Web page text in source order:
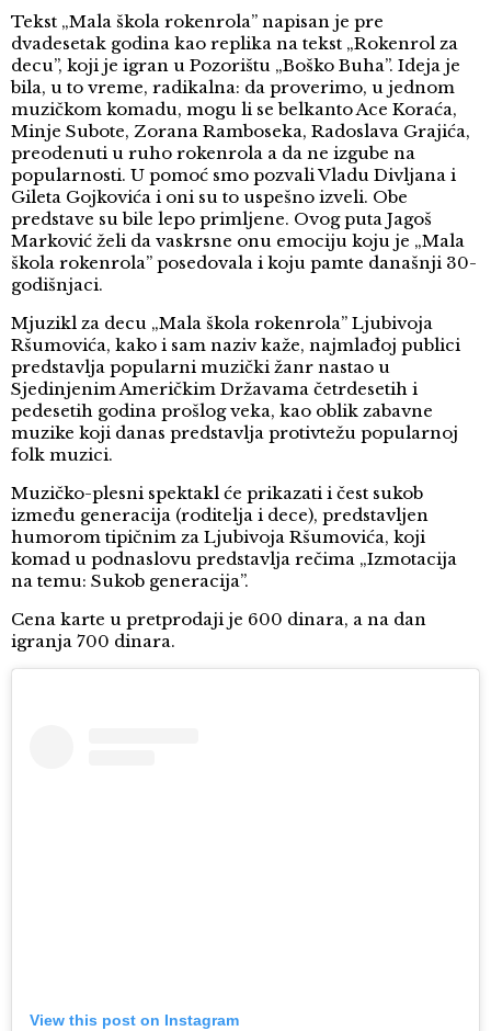
Tekst „Mala škola rokenrola” napisan je pre
dvadesetak godina kao replika na tekst „Rokenrol za
decu”, koji je igran u Pozorištu „Boško Buha”. Ideja je
bila, u to vreme, radikalna: da proverimo, u jednom
muzičkom komadu, mogu li se belkanto Ace Koraća,
Minje Subote, Zorana Ramboseka, Radoslava Grajića,
preodenuti u ruho rokenrola a da ne izgube na
popularnosti. U pomoć smo pozvali Vladu Divljana i
Gileta Gojkovića i oni su to uspešno izveli. Obe
predstave su bile lepo primljene. Ovog puta Jagoš
Marković želi da vaskrsne onu emociju koju je „Mala
škola rokenrola” posedovala i koju pamte današnji 30-
godišnjaci.
Mjuzikl za decu „Mala škola rokenrola” Ljubivoja
Ršumovića, kako i sam naziv kaže, najmlađoj publici
predstavlja popularni muzički žanr nastao u
Sjedinjenim Američkim Državama četrdesetih i
pedesetih godina prošlog veka, kao oblik zabavne
muzike koji danas predstavlja protivtežu popularnoj
folk muzici.
Muzičko-plesni spektakl će prikazati i čest sukob
između generacija (roditelja i dece), predstavljen
humorom tipičnim za Ljubivoja Ršumovića, koji
komad u podnaslovu predstavlja rečima „Izmotacija
na temu: Sukob generacija”.
Cena karte u pretprodaji je 600 dinara, a na dan
igranja 700 dinara.
View this post on Instagram